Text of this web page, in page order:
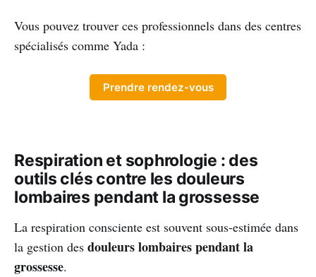
Vous pouvez trouver ces professionnels dans des centres
spécialisés comme Yada :
Prendre rendez-vous
Respiration et sophrologie : des
outils clés contre les douleurs
lombaires pendant la grossesse
La respiration consciente est souvent sous-estimée dans
la gestion des douleurs lombaires pendant la
grossesse.